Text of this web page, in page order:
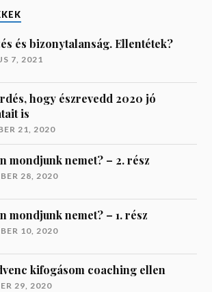
és bizonytalanság. Ellentétek?
7, 2021
hogy észrevedd 2020 jó
is
21, 2020
mondjunk nemet? – 2. rész
28, 2020
mondjunk nemet? – 1. rész
10, 2020
kifogásom coaching ellen
29, 2020